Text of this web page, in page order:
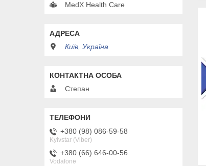
MedX Health Care
Київ, Україна
Степан
+380 (98) 086-59-58
Kyivstar (Viber)
+380 (66) 646-00-56
Vodafone